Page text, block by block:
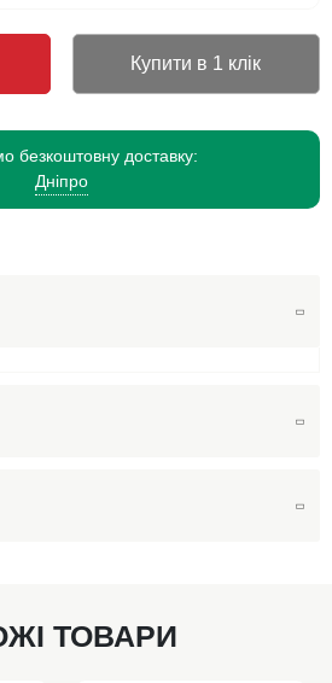
Купити в 1 клік
безкоштовну доставку:
Дніпро
ТОВАРИ